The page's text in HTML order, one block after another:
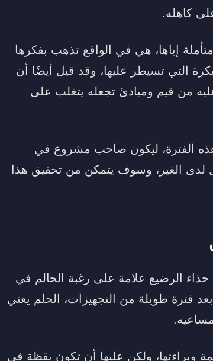
كاهله.
إياها، هي في الواقع تذهب بفكرها
التي تسيطر عليها، وقد قيل أيضًا أن
من قيم ومبادئ تجعله يتغلب على
هذه الفترة، ليكون صاحب مشروع في
لدى الغير، وسوف يتمكن من تحقيق هذا
الرضيع علامة على رغبة الحالم في
فترة طويلة من التجهيزات، الحلم يعني
وبراءتها، ولكن عليها أن تكون يقظة في